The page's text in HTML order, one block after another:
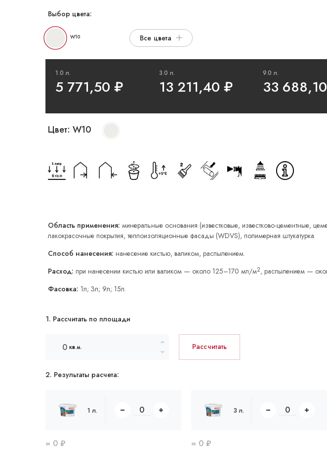
Выбор цвета:
W10 Все цвета
1.0 л.
5 771,50 ₽
3.0 л.
13 211,40 ₽
9.0 л.
33 688,10
Цвет: W10
Область применения: минеральные основания (известковые, известково-цементные,
лакокрасочные покрытия, теплоизоляционные фасады (WDVS), полимерная штукатурка.
Способ нанесения: нанесение кистью, валиком, распылением.
Расход: при нанесении кистью или валиком — около 125–170 мл/м2, распылением —
Фасовка: 1л; 3л; 9л; 15л.
1. Рассчитать по площади
кв.м. Рассчитать
2. Результаты расчета:
1 л.
= 0 ₽
3 л.
= 0 ₽